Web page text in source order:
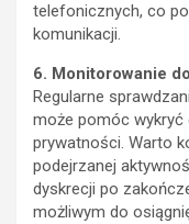
telefonicznych, co
komunikacji.
6. Monitorowanie
Regularne
może pomóc wykryć
prywatności. Warto
podejrzanej
dyskrecji po
możliwym do